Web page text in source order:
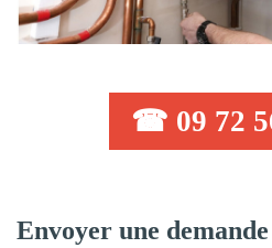
☎ 09 72
Envoyer une